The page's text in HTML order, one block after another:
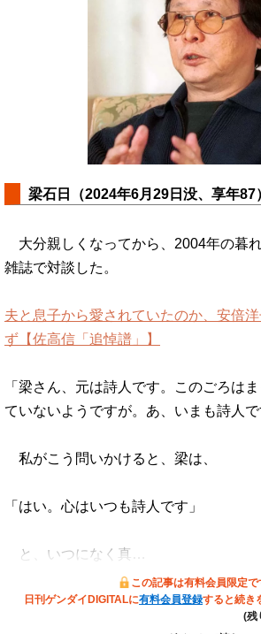
梁石日（2024年6月29日没、享年87）
大分親しくなってから、2004年の暮
雑誌で対談した。
夫と息子から愛されていたのか、安倍
ず【佐高信「追悼譜」】
「梁さん、元は詩人です。このごろは
ていないようですが。あ、いまも詩人で
私がこう問いかけると、梁は、
「はい。心はいつも詩人です」
と、いつになく真…
この記事は有料会員限定で
日刊ゲンダイDIGITALに有料会員登録すると続き
(残